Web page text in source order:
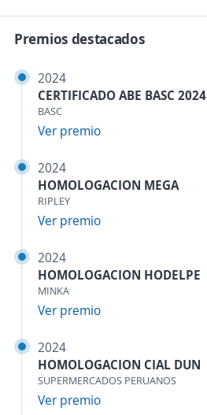
Premios destacados
2024
CERTIFICADO ABE BASC 2024
BASC
Ver premio
2024
HOMOLOGACION MEGA
RIPLEY
Ver premio
2024
HOMOLOGACION HODELPE
MINKA
Ver premio
2024
HOMOLOGACION CIAL DUN
SUPERMERCADOS PERUANOS
Ver premio